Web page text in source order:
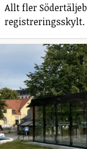
Allt fler
registreringsskylt.